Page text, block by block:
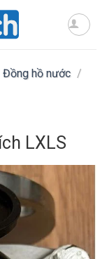
Đồng hồ nước /
LXLS